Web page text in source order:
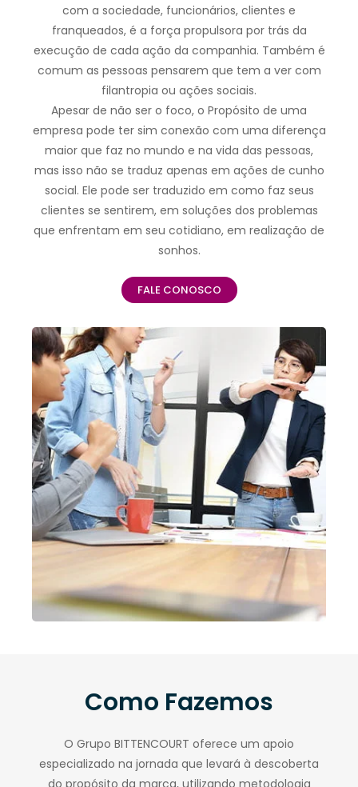
com a sociedade, funcionários, clientes e
franqueados, é a força propulsora por trás da
execução de cada ação da companhia. Também é
comum as pessoas pensarem que tem a ver com
filantropia ou ações sociais.
Apesar de não ser o foco, o Propósito de uma
empresa pode ter sim conexão com uma diferença
maior que faz no mundo e na vida das pessoas,
mas isso não se traduz apenas em ações de cunho
social. Ele pode ser traduzido em como faz seus
clientes se sentirem, em soluções dos problemas
que enfrentam em seu cotidiano, em realização de
sonhos.
FALE CONOSCO
Como Fazemos
O Grupo BITTENCOURT oferece um apoio
especializado na jornada que levará à descoberta